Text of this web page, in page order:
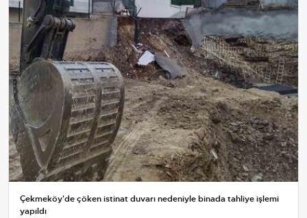
Çekmeköy'de çöken istinat duvarı nedeniyle binada tahliye işlemi
yapıldı